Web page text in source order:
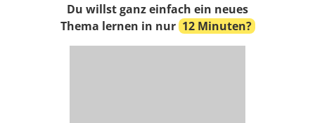
Du willst ganz einfach ein neues
Thema lernen in nur 12 Minuten?